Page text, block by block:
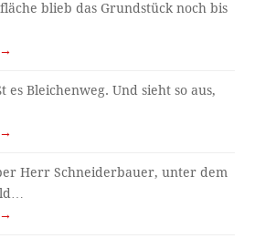
blieb das Grundstück noch bis
es Bleichenweg. Und sieht so aus,
Herr Schneiderbauer, unter dem